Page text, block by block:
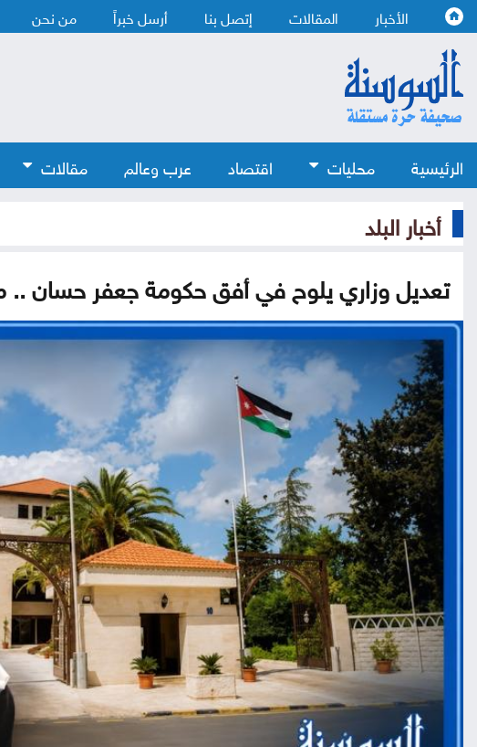
الأخبار المقالات إتصل بنا أرسل خبراً من نحن
الرئيسية محليات اقتصاد عرب وعالم مقالات
أخبار البلد
تعديل وزاري يلوح في أفق حكومة جعفر حسان ..